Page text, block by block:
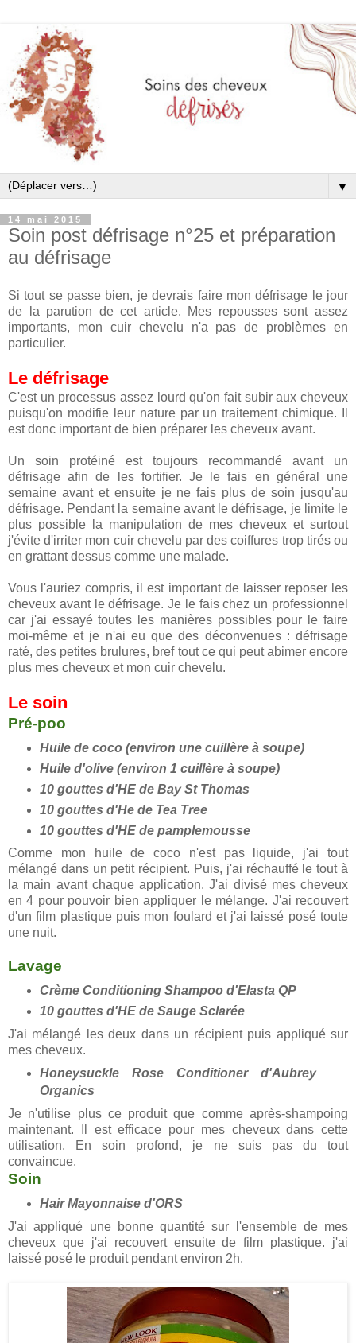
▼
14 mai 2015
Soin post défrisage n°25 et préparation
au défrisage
Si tout se passe bien, je devrais faire mon défrisage le jour
de la parution de cet article. Mes repousses sont assez
importants, mon cuir chevelu n'a pas de problèmes en
particulier.
Le défrisage
C'est un processus assez lourd qu'on fait subir aux cheveux
puisqu'on modifie leur nature par un traitement chimique. Il
est donc important de bien préparer les cheveux avant.
Un soin protéiné est toujours recommandé avant un
défrisage afin de les fortifier. Je le fais en général une
semaine avant et ensuite je ne fais plus de soin jusqu'au
défrisage. Pendant la semaine avant le défrisage, je limite le
plus possible la manipulation de mes cheveux et surtout
j'évite d'irriter mon cuir chevelu par des coiffures trop tirés ou
en grattant dessus comme une malade.
Vous l'auriez compris, il est important de laisser reposer les
cheveux avant le défrisage. Je le fais chez un professionnel
car j'ai essayé toutes les manières possibles pour le faire
moi-même et je n'ai eu que des déconvenues : défrisage
raté, des petites brulures, bref tout ce qui peut abimer encore
plus mes cheveux et mon cuir chevelu.
Le soin
Pré-poo
Huile de coco (environ une cuillère à soupe)
Huile d'olive (environ 1 cuillère à soupe)
10 gouttes d'HE de Bay St Thomas
10 gouttes d'He de Tea Tree
10 gouttes d'HE de pamplemousse
Comme mon huile de coco n'est pas liquide, j'ai tout
mélangé dans un petit récipient. Puis, j'ai réchauffé le tout à
la main avant chaque application. J'ai divisé mes cheveux
en 4 pour pouvoir bien appliquer le mélange. J'ai recouvert
d'un film plastique puis mon foulard et j'ai laissé posé toute
une nuit.
Lavage
Crème Conditioning Shampoo d'Elasta QP
10 gouttes d'HE de Sauge Sclarée
J'ai mélangé les deux dans un récipient puis appliqué sur
mes cheveux.
Honeysuckle Rose Conditioner d'Aubrey
Organics
Je n'utilise plus ce produit que comme après-shampoing
maintenant. Il est efficace pour mes cheveux dans cette
utilisation. En soin profond, je ne suis pas du tout
convaincue.
Soin
Hair Mayonnaise d'ORS
J'ai appliqué une bonne quantité sur l'ensemble de mes
cheveux que j'ai recouvert ensuite de film plastique. j'ai
laissé posé le produit pendant environ 2h.